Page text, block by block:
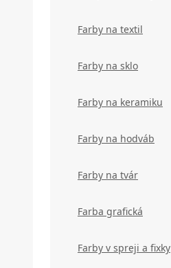
Farby na textil
Farby na sklo
Farby na keramiku
Farby na hodváb
Farby na tvár
Farba grafická
Farby v spreji a fixky